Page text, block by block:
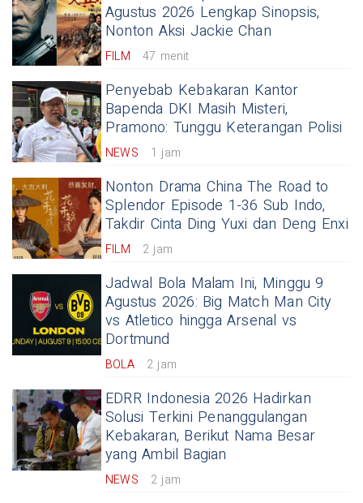
Agustus 2026 Lengkap Sinopsis,
Nonton Aksi Jackie Chan
FILM 47 menit
Penyebab Kebakaran Kantor
Bapenda DKI Masih Misteri,
Pramono: Tunggu Keterangan Polisi
NEWS 1 jam
Nonton Drama China The Road to
Splendor Episode 1-36 Sub Indo,
Takdir Cinta Ding Yuxi dan Deng Enxi
FILM 2 jam
Jadwal Bola Malam Ini, Minggu 9
Agustus 2026: Big Match Man City
vs Atletico hingga Arsenal vs
Dortmund
BOLA 2 jam
EDRR Indonesia 2026 Hadirkan
Solusi Terkini Penanggulangan
Kebakaran, Berikut Nama Besar
yang Ambil Bagian
NEWS 2 jam